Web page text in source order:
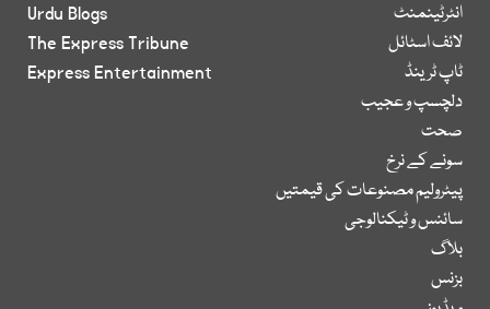
انٹرٹینمنٹ
لائف اسٹائل
ٹاپ ٹرینڈ
دلچسپ و عجیب
صحت
سونے کے نرخ
پیٹرولیم مصنوعات کی قیمتیں
سائنس و ٹیکنالوجی
بلاگ
بزنس
Urdu Blogs
The Express Tribune
Express Entertainment